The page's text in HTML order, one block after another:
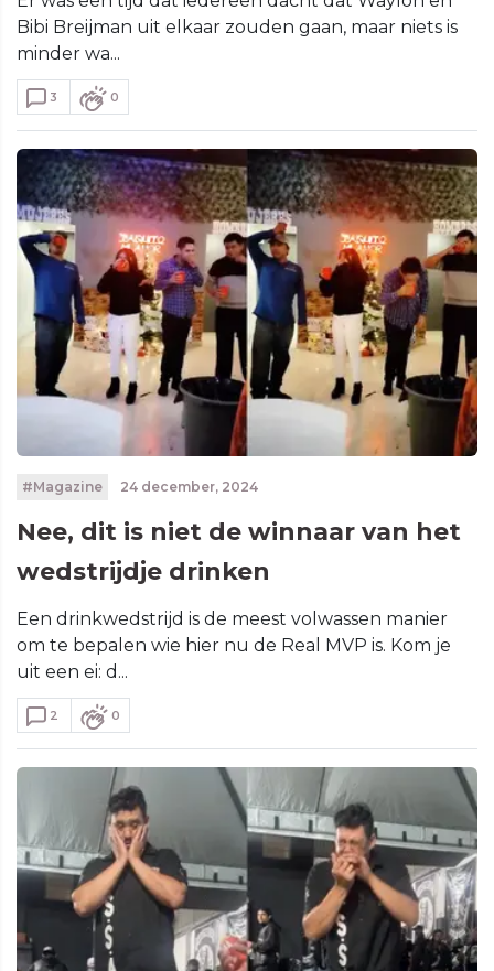
Bibi Breijman uit elkaar zouden gaan, maar niets is
minder wa...
3 0
#Magazine 24 december, 2024
Nee, dit is niet de winnaar van het
wedstrijdje drinken
Een drinkwedstrijd is de meest volwassen manier
om te bepalen wie hier nu de Real MVP is. Kom je
uit een ei: d...
2 0